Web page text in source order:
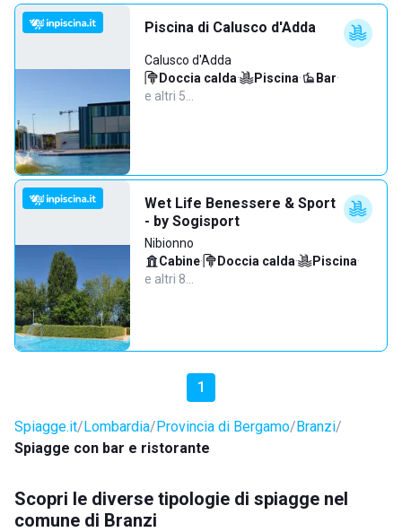
Piscina di Calusco d'Adda
Calusco d'Adda
Doccia calda· Piscina· Bar·
e altri 5…
Wet Life Benessere & Sport
- by Sogisport
Nibionno
Cabine· Doccia calda· Piscina·
e altri 8…
1
Spiagge.it Lombardia Provincia di Bergamo Branzi
Spiagge con bar e ristorante
Scopri le diverse tipologie di spiagge nel
comune di Branzi